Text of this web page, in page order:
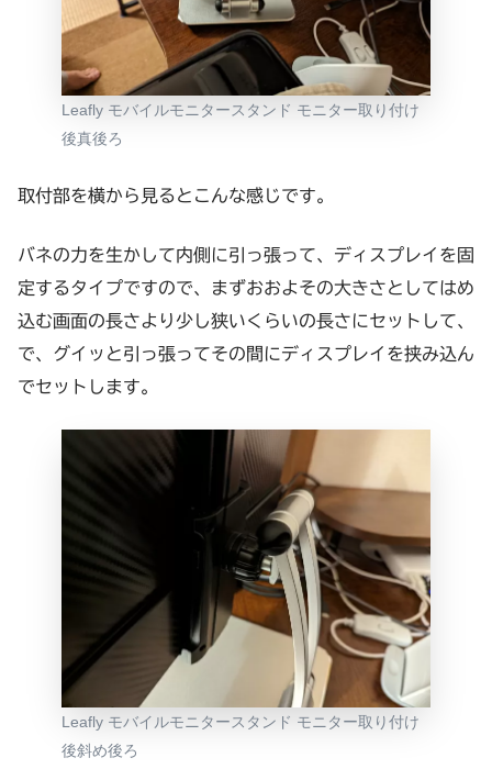
Leafly モバイルモニタースタンド モニター取り付け
後真後ろ
取付部を横から見るとこんな感じです。
バネの力を生かして内側に引っ張って、ディスプレイを固
定するタイプですので、まずおおよその大きさとしてはめ
込む画面の長さより少し狭いくらいの長さにセットして、
で、グイッと引っ張ってその間にディスプレイを挟み込ん
でセットします。
Leafly モバイルモニタースタンド モニター取り付け
後斜め後ろ